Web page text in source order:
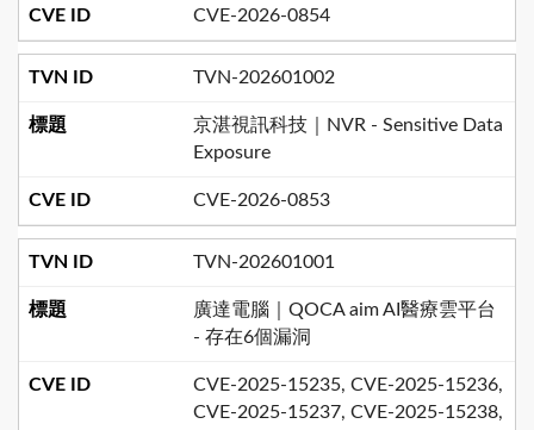
CVE-2026-0854
TVN-202601002
京湛視訊科技｜NVR - Sensitive Data
Exposure
CVE-2026-0853
TVN-202601001
廣達電腦｜QOCA aim AI醫療雲平台
- 存在6個漏洞
CVE-2025-15235, CVE-2025-15236,
CVE-2025-15237, CVE-2025-15238,